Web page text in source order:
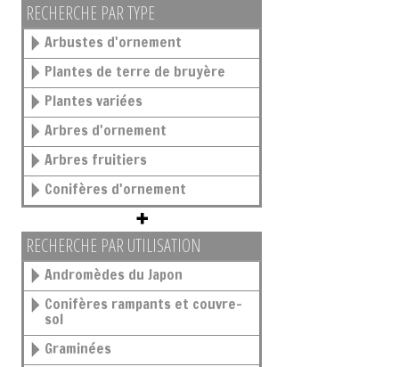
RECHERCHE PAR TYPE
Arbustes d'ornement
Plantes de terre de bruyère
Plantes variées
Arbres d'ornement
Arbres fruitiers
Conifères d'ornement
RECHERCHE PAR UTILISATION
Andromèdes du Japon
Conifères rampants et couvre-
sol
Graminées